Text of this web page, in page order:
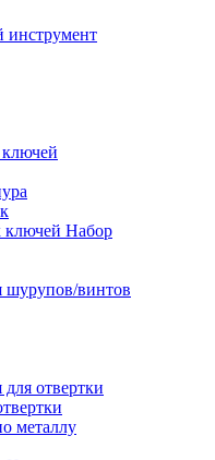
Набор
шурупов/винтов
для отвертки
металлу